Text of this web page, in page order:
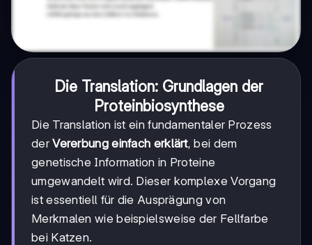
Die Translation: Grundlagen der
Proteinbiosynthese
Die Translation ist ein fundamentaler Prozess
derVererbung einfach erklärt, bei dem
genetische Information in Proteine
umgewandelt wird. Dieser komplexe Vorgang
ist essentiell für die Ausprägung von
Merkmalen wie beispielsweise der Fellfarbe
bei Katzen.